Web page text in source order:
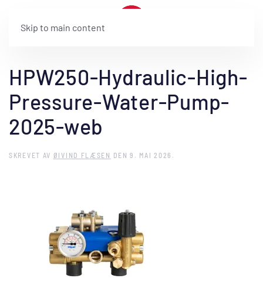
Skip to main content
HPW250-Hydraulic-High-
Pressure-Water-Pump-
2025-web
SKREVET AV ØIVIND FLÆSEN DEN9. MAI 2026 .